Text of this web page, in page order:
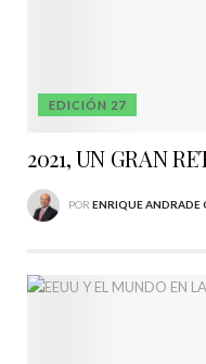
EDICIÓN 27
2021, UN GRAN
POR ENRIQUE ANDRADE